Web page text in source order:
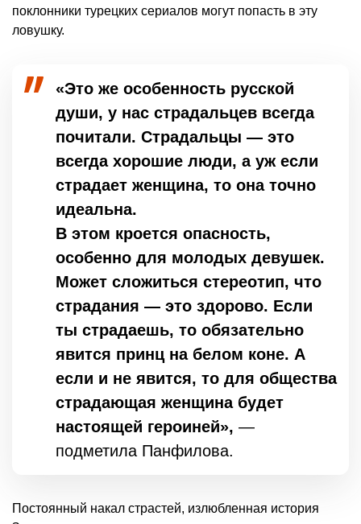
поклонники турецких сериалов могут попасть в эту
ловушку.
«Это же особенность русской
души, у нас страдальцев всегда
почитали. Страдальцы — это
всегда хорошие люди, а уж если
страдает женщина, то она точно
идеальна.
В этом кроется опасность,
особенно для молодых девушек.
Может сложиться стереотип, что
страдания — это здорово. Если
ты страдаешь, то обязательно
явится принц на белом коне. А
если и не явится, то для общества
страдающая женщина будет
настоящей героиней», —
подметила Панфилова.
Постоянный накал страстей, излюбленная история